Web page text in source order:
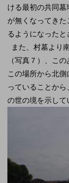
ける最初の共同
が無くなってき
るようになったと
また、村墓より
（写真７）、こ
この場所から北
っていることか
の世の境を示して